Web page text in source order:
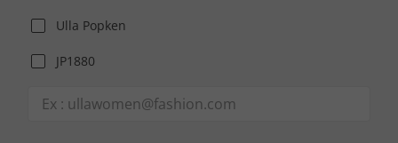
Ulla Popken
JP1880